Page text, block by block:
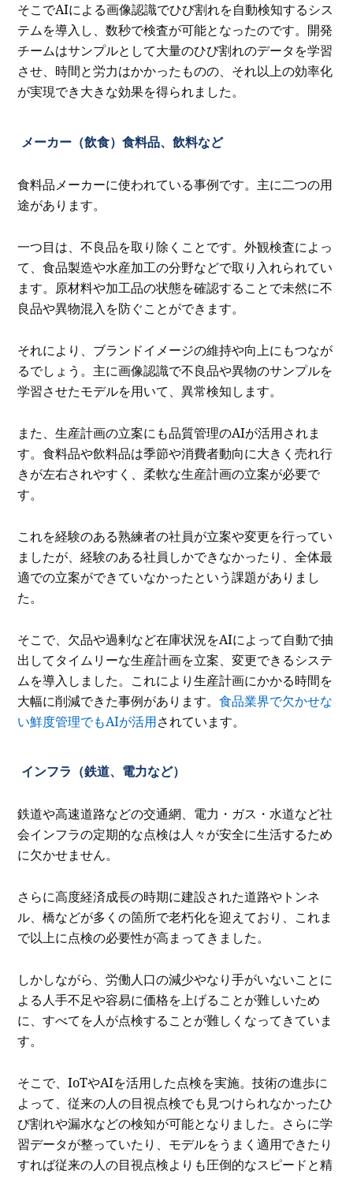
そこでAIによる画像認識でひび割れを自動検知するシス
テムを導入し、数秒で検査が可能となったのです。開発
チームはサンプルとして大量のひび割れのデータを学習
させ、時間と労力はかかったものの、それ以上の効率化
が実現でき大きな効果を得られました。
メーカー（飲食）食料品、飲料など
食料品メーカーに使われている事例です。主に二つの用
途があります。
一つ目は、不良品を取り除くことです。外観検査によっ
て、食品製造や水産加工の分野などで取り入れられてい
ます。原材料や加工品の状態を確認することで未然に不
良品や異物混入を防ぐことができます。
それにより、ブランドイメージの維持や向上にもつなが
るでしょう。主に画像認識で不良品や異物のサンプルを
学習させたモデルを用いて、異常検知します。
また、生産計画の立案にも品質管理のAIが活用されま
す。食料品や飲料品は季節や消費者動向に大きく売れ行
きが左右されやすく、柔軟な生産計画の立案が必要で
す。
これを経験のある熟練者の社員が立案や変更を行ってい
ましたが、経験のある社員しかできなかったり、全体最
適での立案ができていなかったという課題がありまし
た。
そこで、欠品や過剰など在庫状況をAIによって自動で抽
出してタイムリーな生産計画を立案、変更できるシステ
ムを導入しました。これにより生産計画にかかる時間を
大幅に削減できた事例があります。食品業界で欠かせな
い鮮度管理でもAIが活用されています。
インフラ（鉄道、電力など）
鉄道や高速道路などの交通網、電力・ガス・水道など社
会インフラの定期的な点検は人々が安全に生活するため
に欠かせません。
さらに高度経済成長の時期に建設された道路やトンネ
ル、橋などが多くの箇所で老朽化を迎えており、これま
で以上に点検の必要性が高まってきました。
しかしながら、労働人口の減少やなり手がいないことに
よる人手不足や容易に価格を上げることが難しいため
に、すべてを人が点検することが難しくなってきていま
す。
そこで、IoTやAIを活用した点検を実施。技術の進歩に
よって、従来の人の目視点検でも見つけられなかったひ
び割れや漏水などの検知が可能となりました。さらに学
習データが整っていたり、モデルをうまく適用できたり
すれば従来の人の目視点検よりも圧倒的なスピードと精